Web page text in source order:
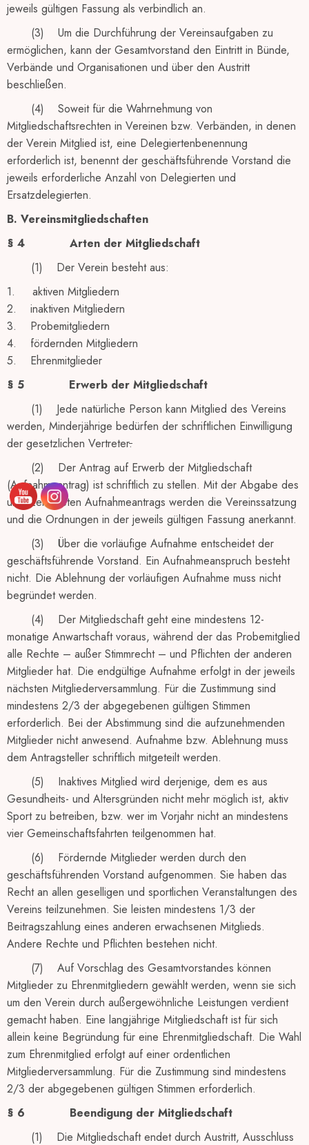
jeweils gültigen Fassung als verbindlich an.
(3) Um die Durchführung der Vereinsaufgaben zu
ermöglichen, kann der Gesamtvorstand den Eintritt in Bünde,
Verbände und Organisationen und über den Austritt
beschließen.
(4) Soweit für die Wahrnehmung von
Mitgliedschaftsrechten in Vereinen bzw. Verbänden, in denen
der Verein Mitglied ist, eine Delegiertenbenennung
erforderlich ist, benennt der geschäftsführende Vorstand die
jeweils erforderliche Anzahl von Delegierten und
Ersatzdelegierten.
B. Vereinsmitgliedschaften
§ 4
Arten der Mitgliedschaft
(1) Der Verein besteht aus:
1. aktiven Mitgliedern
2. inaktiven Mitgliedern
3. Probemitgliedern
4. fördernden Mitgliedern
5. Ehrenmitglieder
§ 5
Erwerb der Mitgliedschaft
(1) Jede natürliche Person kann Mitglied des Vereins
werden, Minderjährige bedürfen der schriftlichen Einwilligung
der gesetzlichen Vertreter.
(2) Der Antrag auf Erwerb der Mitgliedschaft
(Aufnahmeantrag) ist schriftlich zu stellen. Mit der Abgabe des
unterzeichneten Aufnahmeantrags werden die Vereinssatzung
und die Ordnungen in der jeweils gültigen Fassung anerkannt.
(3) Über die vorläufige Aufnahme entscheidet der
geschäftsführende Vorstand. Ein Aufnahmeanspruch besteht
nicht. Die Ablehnung der vorläufigen Aufnahme muss nicht
begründet werden.
(4) Der Mitgliedschaft geht eine mindestens 12-
monatige Anwartschaft voraus, während der das Probemitglied
alle Rechte – außer Stimmrecht – und Pflichten der anderen
Mitglieder hat. Die endgültige Aufnahme erfolgt in der jeweils
nächsten Mitgliederversammlung. Für die Zustimmung sind
mindestens 2/3 der abgegebenen gültigen Stimmen
erforderlich. Bei der Abstimmung sind die aufzunehmenden
Mitglieder nicht anwesend. Aufnahme bzw. Ablehnung muss
dem Antragsteller schriftlich mitgeteilt werden.
(5) Inaktives Mitglied wird derjenige, dem es aus
Gesundheits- und Altersgründen nicht mehr möglich ist, aktiv
Sport zu betreiben, bzw. wer im Vorjahr nicht an mindestens
vier Gemeinschaftsfahrten teilgenommen hat.
(6) Fördernde Mitglieder werden durch den
geschäftsführenden Vorstand aufgenommen. Sie haben das
Recht an allen geselligen und sportlichen Veranstaltungen des
Vereins teilzunehmen. Sie leisten mindestens 1/3 der
Beitragszahlung eines anderen erwachsenen Mitglieds.
Andere Rechte und Pflichten bestehen nicht.
(7) Auf Vorschlag des Gesamtvorstandes können
Mitglieder zu Ehrenmitgliedern gewählt werden, wenn sie sich
um den Verein durch außergewöhnliche Leistungen verdient
gemacht haben. Eine langjährige Mitgliedschaft ist für sich
allein keine Begründung für eine Ehrenmitgliedschaft. Die Wahl
zum Ehrenmitglied erfolgt auf einer ordentlichen
Mitgliederversammlung. Für die Zustimmung sind mindestens
2/3 der abgegebenen gültigen Stimmen erforderlich.
§ 6
Beendigung der Mitgliedschaft
(1) Die Mitgliedschaft endet durch Austritt, Ausschluss